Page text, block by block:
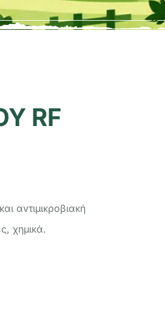
RF
αvτιµικρoβιακή
χημικά.